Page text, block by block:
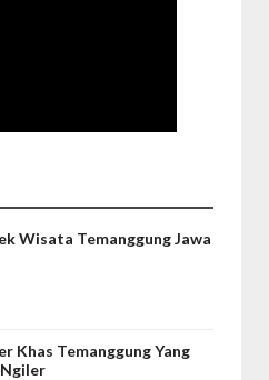
Wisata Temanggung Jawa
Khas Temanggung Yang